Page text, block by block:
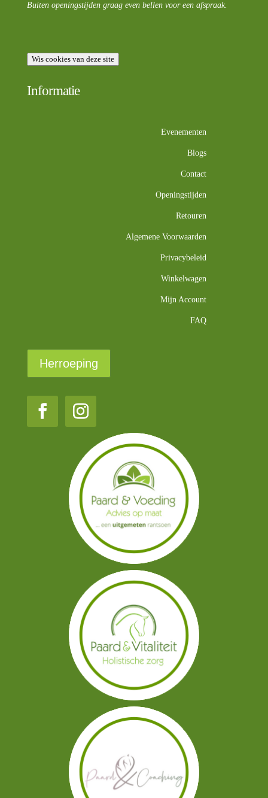
Buiten openingstijden graag even bellen voor een afspraak.
Wis cookies van deze site
Informatie
Evenementen
Blogs
Contact
Openingstijden
Retouren
Algemene Voorwaarden
Privacybeleid
Winkelwagen
Mijn Account
FAQ
Herroeping